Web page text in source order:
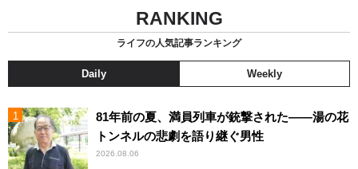
RANKING
ライフの人気記事ランキング
Daily Weekly
81年前の夏、満員列車が銃撃された――湯の花
トンネルの悲劇を語り継ぐ男性
2026.08.06